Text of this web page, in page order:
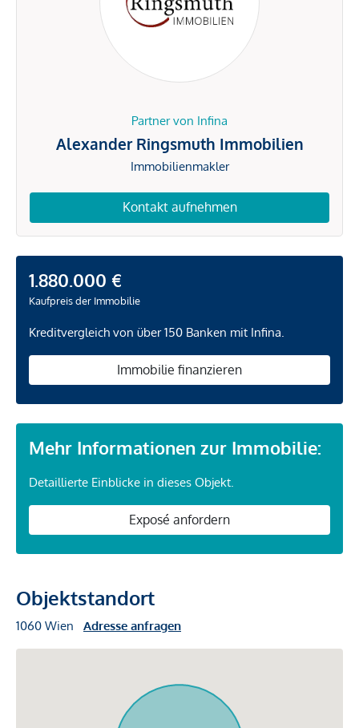
Partner von Infina
Alexander Ringsmuth Immobilien
Immobilienmakler
Kontakt aufnehmen
1.880.000 €
Kaufpreis der Immobilie
Kreditvergleich von über 150 Banken mit Infina.
Immobilie finanzieren
Mehr Informationen zur Immobilie:
Detaillierte Einblicke in dieses Objekt.
Exposé anfordern
Objektstandort
1060 Wien Adresse anfragen